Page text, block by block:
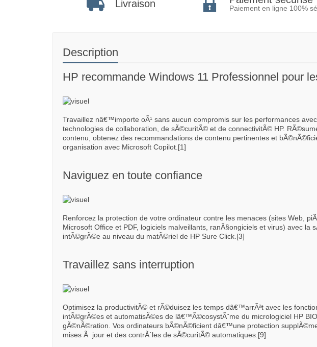
Livraison Paiement en ligne 100%
Description
HP recommande Windows 11 Professionnel pour
Travaillez nâ€™importe oÃ¹ sans aucun compromis sur les performances
technologies de collaboration, de sÃ©curitÃ© et de connectivitÃ© HP.
contenu, obtenez des recommandations de contenu pertinentes et
organisation avec Microsoft Copilot.[1]
Naviguez en toute confiance
Renforcez la protection de votre ordinateur contre les menaces (sites Web,
Microsoft Office et PDF, logiciels malveillants, ranÃ§ongiciels et virus) avec la
intÃ©grÃ©e au niveau du matÃ©riel de HP Sure Click.[3]
Travaillez sans interruption
Optimisez la productivitÃ© et rÃ©duisez les temps dâ€™arrÃªt avec les
intÃ©grÃ©es et automatisÃ©es de lâ€™Ã©cosystÃ¨me du micrologiciel HP
gÃ©nÃ©ration. Vos ordinateurs bÃ©nÃ©ficient dâ€™une protection
mises Ã jour et des contrÃ´les de sÃ©curitÃ© automatiques.[9]